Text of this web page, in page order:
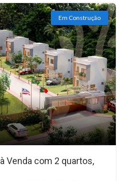
Em Construção
Venda com 2 quartos,